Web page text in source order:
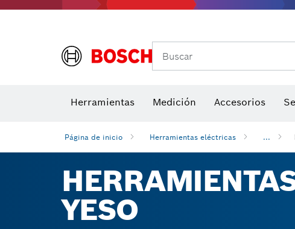
Buscar
Herramientas Medición Accesorios
Página de inicio Herramientas eléctricas ...
YESO